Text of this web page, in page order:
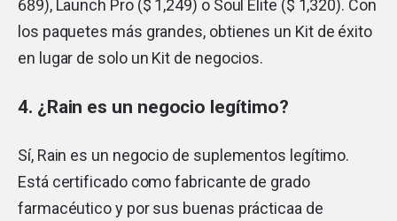
689), Launch Pro ($ 1,249) o Soul Elite ($ 1,320). Con
los paquetes más grandes, obtienes un Kit de éxito
en lugar de solo un Kit de negocios.
4. ¿Rain es un negocio legítimo?
Sí, Rain es un negocio de suplementos legítimo.
Está certificado como fabricante de grado
farmacéutico y por sus buenas prácticaa de